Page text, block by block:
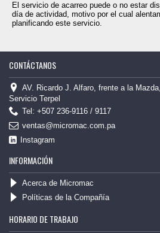
El servicio de acarreo puede o no estar
día de actividad, motivo por el cual
planificando este servicio.
CONTÁCTANOS
AV. Ricardo J. Alfaro, frente a la
Servicio Terpel
Tel: +507 236-9116 / 9117
ventas@micromac.com.pa
Instagram
INFORMACIÓN
Acerca de Micromac
Políticas de la Compañía
HORARIO DE TRABAJO